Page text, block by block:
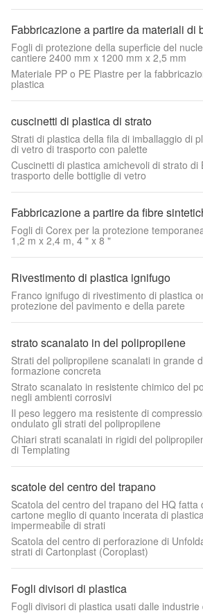
Fabbricazione a partire da materiali di
Fogli di protezione della superficie del
cantiere 2400 mm x 1200 mm x 2,5 mm
Materiale PP o PE Piastre per la
plastica
cuscinetti di plastica di strato
Strati di plastica della fila di imballaggio di
di vetro di trasporto con palette
Cuscinetti di plastica amichevoli di strato di
trasporto delle bottiglie di vetro
Fabbricazione a partire da fibre
Fogli di Corex per la protezione
1,2 m x 2,4 m, 4 " x 8 "
Rivestimento di plastica ignifugo
Franco ignifugo di rivestimento di plastica
protezione del pavimento e della parete
strato scanalato in del polipropilene
Strati del polipropilene scanalati in grande
formazione concreta
Strato scanalato in resistente chimico del
negli ambienti corrosivi
Il peso leggero ma resistente di
ondulato gli strati del polipropilene
Chiari strati scanalati in rigidi del
di Templating
scatole del centro del trapano
Scatola del centro del trapano del HQ fatta
cartone meglio di quanto incerata di
impermeabile di strati
Scatola del centro di perforazione di
strati di Cartonplast (Coroplast)
Fogli divisori di plastica
Fogli divisori di plastica usati dalle